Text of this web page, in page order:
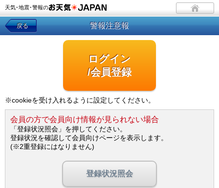
天気･地震･警報の
戻る 警報注意報
ログイン
/会員登録
※cookieを受け入れるように設定してください。
会員の方で会員向け情報が見られない場合
「登録状況照会」を押してください。
登録状況を確認して会員向けページを表示します。
(※2重登録にはなりません)
登録状況照会